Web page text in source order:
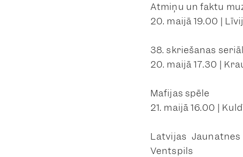
Atmiņu un faktu
20. maijā 19.00 |
38. skriešanas
20. maijā 17.30 |
Mafijas spēle
21. maijā 16.00 |
Latvijas
Ventspils